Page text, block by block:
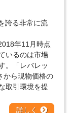
誇る非常に流
年11月時点
いるのは市場
。「レバレッ
から現物価格の
取引環境を提
詳しく